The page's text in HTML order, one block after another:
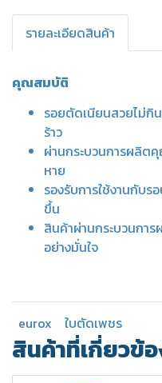
รายละเอียดสินค้า
คุณสมบัติ
รอยตัดเนียนสวยไม่กิ
ร้าว
ผ่านกระบวนการผลิต
หาย
รองรับการใช้งานกับร
ขึ้น
สินค้าผ่านกระบวนการ
อย่างมั่นใจ
eurox ใบตัดเพชร
สินค้าที่เกี่ยวข้